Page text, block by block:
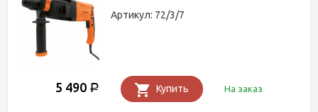
Артикул: 72/3/7
5 490 Р Купить На заказ